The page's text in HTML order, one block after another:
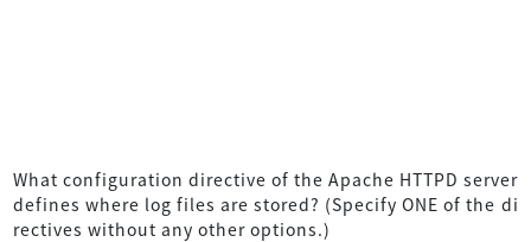
What configuration directive of the Apache HTTPD server
defines where log files are stored? (Specify ONE of the di
rectives without any other options.)